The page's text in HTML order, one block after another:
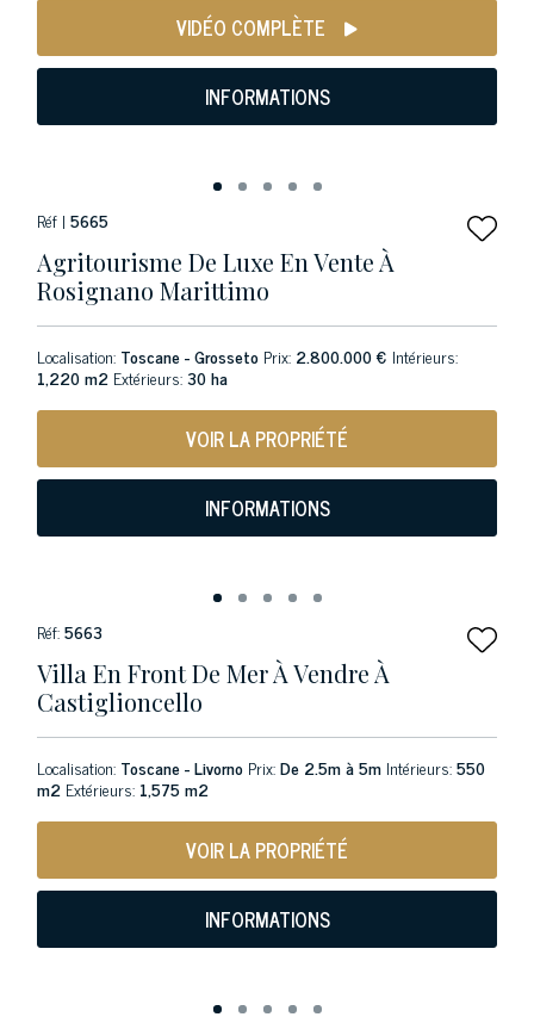
VIDÉO COMPLÈTE
INFORMATIONS
Réf | 5665
Agritourisme De Luxe En Vente À
Rosignano Marittimo
Localisation: Toscane - Grosseto Prix: 2.800.000 € Intérieurs:
1,220 m2 Extérieurs:30 ha
VOIR LA PROPRIÉTÉ
INFORMATIONS
Réf:5663
Villa En Front De Mer À Vendre À
Castiglioncello
Localisation: Toscane - Livorno Prix:De 2.5m à 5m Intérieurs:550
m2 Extérieurs: 1,575 m2
VOIR LA PROPRIÉTÉ
INFORMATIONS